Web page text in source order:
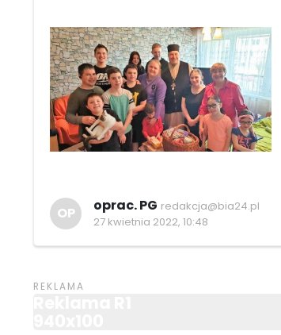
OP oprac. PG redakcja@bia24.pl
27 kwietnia 2022, 10:48